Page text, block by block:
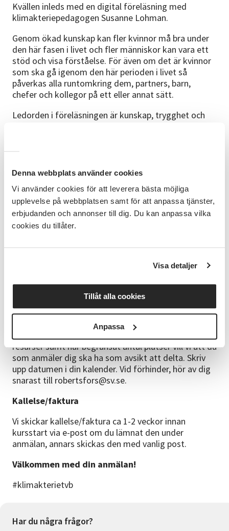
Denna webbplats använder cookies
Vi använder cookies för att leverera bästa möjliga
upplevelse på webbplatsen samt för att anpassa tjänster,
erbjudanden och annonser till dig. Du kan anpassa vilka
cookies du tillåter.
Visa detaljer
Tillåt alla cookies
Anpassa
Kvällen inleds med en digital föreläsning med
klimakteriepedagogen Susanne Lohman.
Genom ökad kunskap kan fler kvinnor må bra under
den här fasen i livet och fler människor kan vara ett
stöd och visa förståelse. För även om det är kvinnor
som ska gå igenom den här perioden i livet så
påverkas alla runtomkring dem, partners, barn,
chefer och kollegor på ett eller annat sätt.
Ledorden i föreläsningen är kunskap, trygghet och
Bra att veta
Det är kostnadsfritt att delta på plats hos SV
Robertsfors.
Det är också möjligt att delta på föreläsningen
digitalt hemifrån, då är deltagaravgiften 150 kr.
Anmälningsinformation
Anmäl dig senast 28 september. Då vi avsätter
resurser samt har begränsat antal platser vill vi att du
som anmäler dig ska ha som avsikt att delta. Skriv
upp datumen i din kalender. Vid förhinder, hör av dig
snarast till robertsfors@sv.se.
Kallelse/faktura
Vi skickar kallelse/faktura ca 1-2 veckor innan
kursstart via e-post om du lämnat den under
anmälan, annars skickas den med vanlig post.
Välkommen med din anmälan!
#klimakterietvb
Har du några frågor?